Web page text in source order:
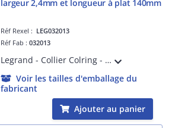
largeur 2,4mm et longueur à plat 140mm
Réf Rexel : LEG032013
Réf Fab :032013
Legrand - Collier Colring - dent int polyamide 6/6 - l 2,4 - L 140 - noir (blist)
Voir les tailles d'emballage du
fabricant
Ajouter au panier